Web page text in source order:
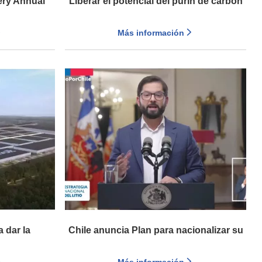
Más información
dar la
Chile anuncia Plan para nacionalizar su